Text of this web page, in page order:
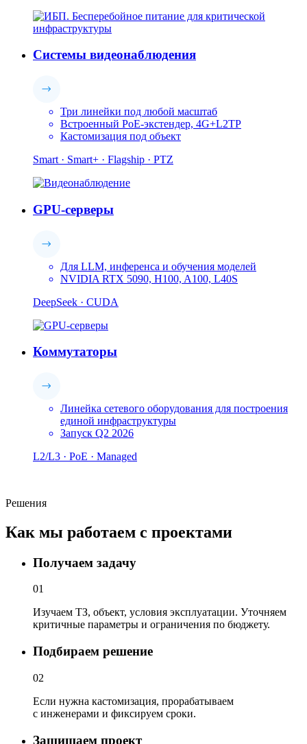
Системы видеонаблюдения
Три линейки под любой масштаб
Встроенный PoE-экстендер, 4G+L2TP
Кастомизация под объект
Smart · Smart+ · Flagship · PTZ
GPU-серверы
Для LLM, инференса и обучения моделей
NVIDIA RTX 5090, H100, A100, L40S
DeepSeek · CUDA
Коммутаторы
Линейка сетевого оборудования для построения
единой инфраструктуры
Запуск Q2 2026
L2/L3 · PoE · Managed
Решения
Как мы работаем с проектами
Получаем задачу
01
Изучаем ТЗ, объект, условия эксплуатации. Уточняем
критичные параметры и ограничения по бюджету.
Подбираем решение
02
Если нужна кастомизация, прорабатываем
с инженерами и фиксируем сроки.
Защищаем проект